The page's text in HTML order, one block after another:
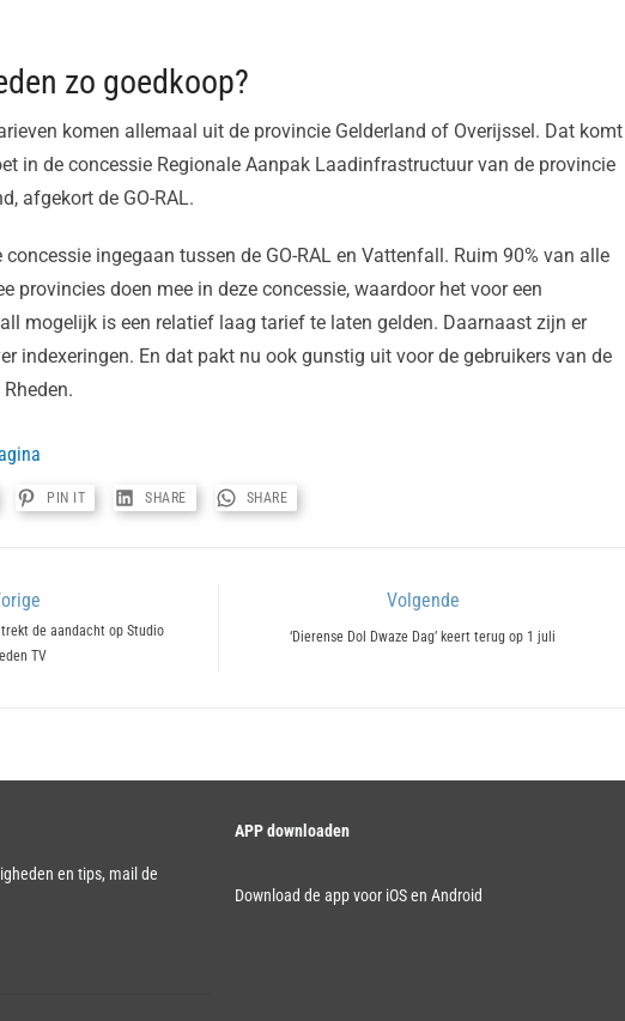
zo goedkoop?
komen allemaal uit de provincie Gelderland of Overijssel. Dat komt
in de concessie Regionale Aanpak Laadinfrastructuur van de provincie
afgekort de GO-RAL.
ingegaan tussen de GO-RAL en Vattenfall. Ruim 90% van alle
provincies doen mee in deze concessie, waardoor het voor een
mogelijk is een relatief laag tarief te laten gelden. Daarnaast zijn er
indexeringen. En dat pakt nu ook gunstig uit voor de gebruikers van de
PIN IT SHARE SHARE
de aandacht op Studio
TV
Volgende
Next
‘Dierense Dol Dwaze Dag’ keert terug op 1 juli
en tips, mail de
APP downloaden
Download de app voor iOS en Android